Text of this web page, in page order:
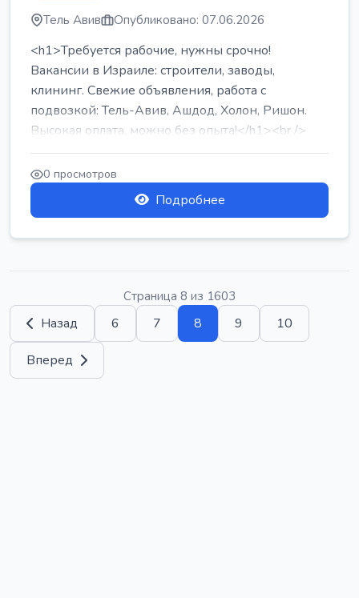
Тель Авив Опубликовано: 07.06.2026
<h1>Требуется рабочие, нужны срочно!
Вакансии в Израиле: строители, заводы,
клининг. Свежие объявления, работа с
подвозкой: Тель-Авив, Ашдод, Холон, Ришон.
Высокая оплата, можно без опыта!</h1><br />
...
0 просмотров
Подробнее
Страница 8 из 1603
Назад 6 7 8 9 10
Вперед